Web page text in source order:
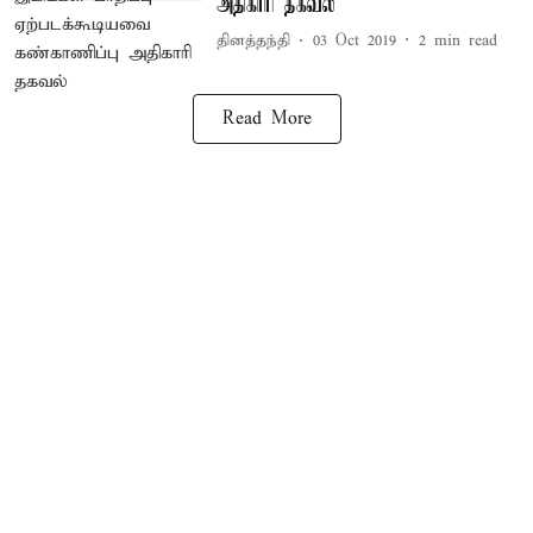
அதிகாரி தகவல்
தினத்தந்தி 03 Oct 2019 2 min read
Read More